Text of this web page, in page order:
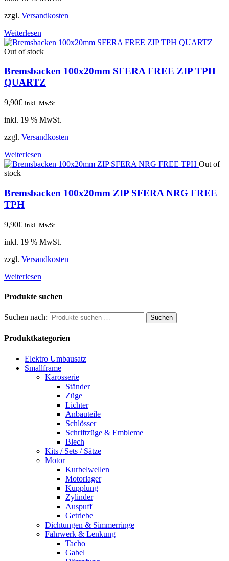
zzgl. Versandkosten
Weiterlesen
Out of stock
Bremsbacken 100x20mm SFERA FREE ZIP TPH
QUARTZ
9,90€ inkl. MwSt.
inkl. 19 % MwSt.
zzgl. Versandkosten
Weiterlesen
Out of
stock
Bremsbacken 100x20mm ZIP SFERA NRG FREE
TPH
9,90€ inkl. MwSt.
inkl. 19 % MwSt.
zzgl. Versandkosten
Weiterlesen
Produkte suchen
Suchen nach: Suchen
Produktkategorien
Elektro Umbausatz
Smallframe
Karosserie
Ständer
Züge
Lichter
Anbauteile
Schlösser
Schriftzüge & Embleme
Blech
Kits / Sets / Sätze
Motor
Kurbelwellen
Motorlager
Kupplung
Zylinder
Auspuff
Getriebe
Dichtungen & Simmerringe
Fahrwerk & Lenkung
Tacho
Gabel